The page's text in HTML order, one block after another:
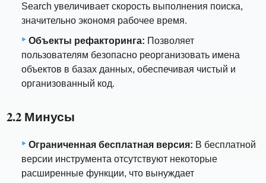
Search увеличивает скорость выполнения поиска,
значительно экономя рабочее время.
Объекты рефакторинга: Позволяет
пользователям безопасно реорганизовать имена
объектов в базах данных, обеспечивая чистый и
организованный код.
2.2 Минусы
Ограниченная бесплатная версия: В бесплатной
версии инструмента отсутствуют некоторые
расширенные функции, что вынуждает